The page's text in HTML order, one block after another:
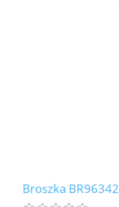
Broszka BR96342